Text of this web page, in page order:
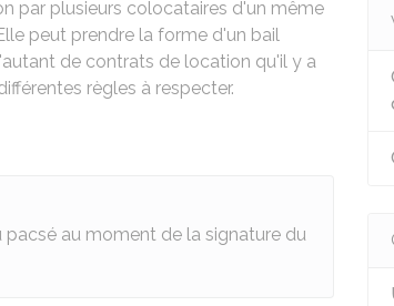
par plusieurs colocataires d'un même
peut prendre la forme d'un bail
de contrats de location qu'il y a
règles à respecter.
au moment de la signature du